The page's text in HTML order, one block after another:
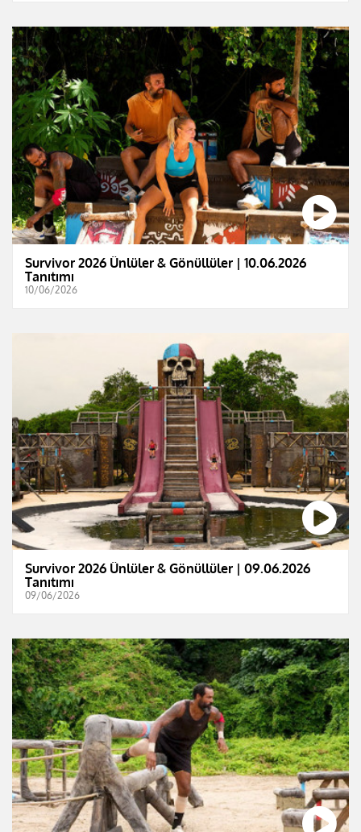
Survivor 2026 Ünlüler & Gönüllüler | 10.06.2026
Tanıtımı
10/06/2026
Survivor 2026 Ünlüler & Gönüllüler | 09.06.2026
Tanıtımı
09/06/2026